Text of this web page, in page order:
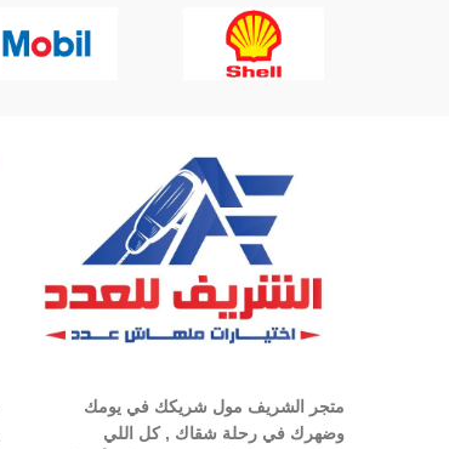
متجر الشريف مول شريكك في يومك
وضهرك في رحلة شقاك , كل اللي